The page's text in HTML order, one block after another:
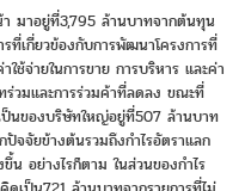
า มาอยู่ที่3,795 ล้านบาทจากต้นทุน
ที่เกี่ยวข้องกับการพัฒนาโครงการที่
ช้จ่ายในการขาย การบริหาร และค่า
ร่วมและการร่วมค้าที่ลดลง ขณะที่
ป็นของบริษัทใหญ่อยู่ที่507 ล้านบาท
จจัยข้างต้นรวมถึงกำไรอัตราแลก
น อย่างไรก็ตาม ในส่วนของกำไร